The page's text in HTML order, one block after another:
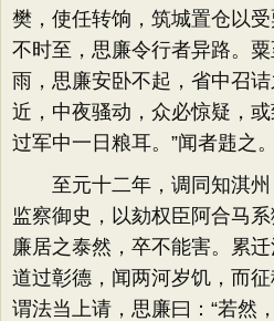
樊，使任转饷，筑城置仓以
不时至，思廉令行者异路。
雨，思廉安卧不起，省中召
近，中夜骚动，众必惊疑，
过军中一日粮耳。”闻者韪之。
至元十二年，调同知淇州
监察御史，以劾权臣阿合马
廉居之泰然，卒不能害。累迁
道过彰德，闻两河岁饥，而
谓法当上请，思廉曰：“若然